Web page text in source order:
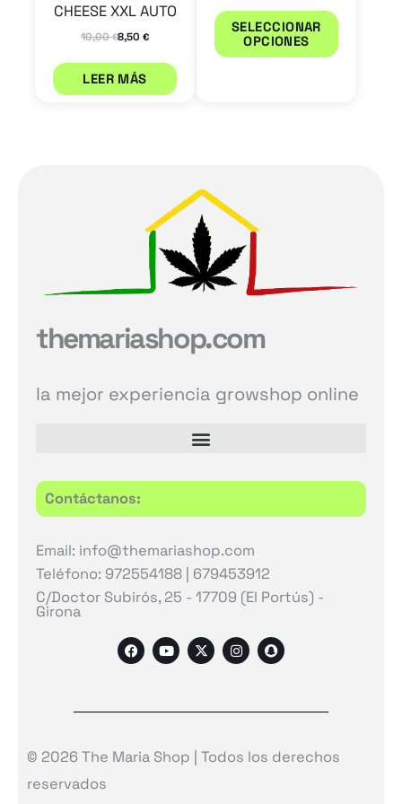
CHEESE XXL AUTO
10,00€8,50 €
LEER MÁS
SELECCIONAR
OPCIONES
themariashop.com
la mejor experiencia growshop online
Contáctanos:
Email: info@themariashop.com
Teléfono: 972554188 | 679453912
C/Doctor Subirós, 25 - 17709 (El Portús) -
Girona
F
a
c
o
Y
o
u
b
X
-
t
t
r
I
n
s
g
m
S
n
a
h
© 2026 The Maria Shop | Todos los derechos
reservados